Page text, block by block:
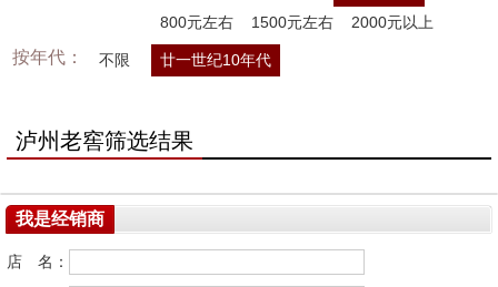
800元左右
1500元左右 2000元以上
按年代： 不限 廿一世纪10年代
泸州老窖筛选结果
我是经销商
店 名：